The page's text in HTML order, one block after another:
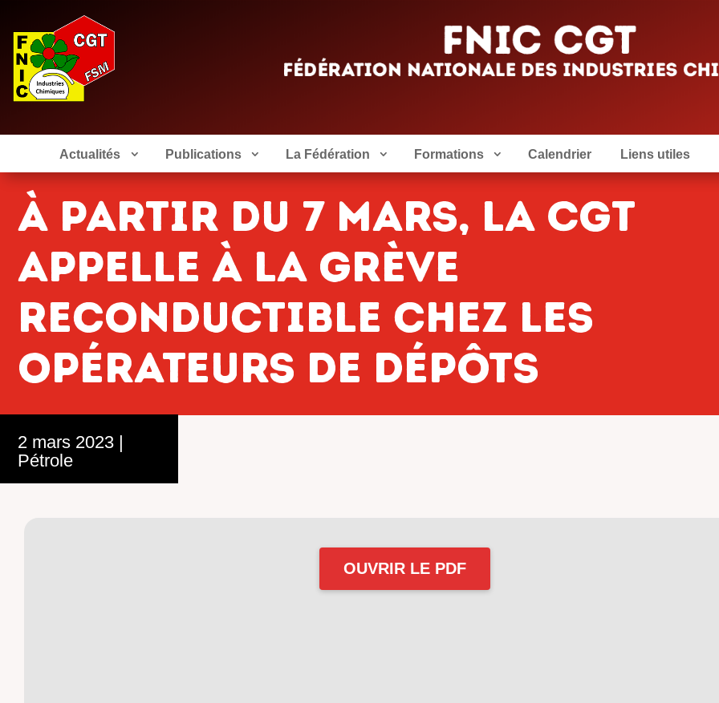
Actualités Publications La Fédération Formations Calendrier Liens utiles
À partir du 7 mars, la CGT
appelle à la grève
reconductible chez les
opérateurs de dépôts
2 mars 2023 |
Pétrole
OUVRIR LE PDF